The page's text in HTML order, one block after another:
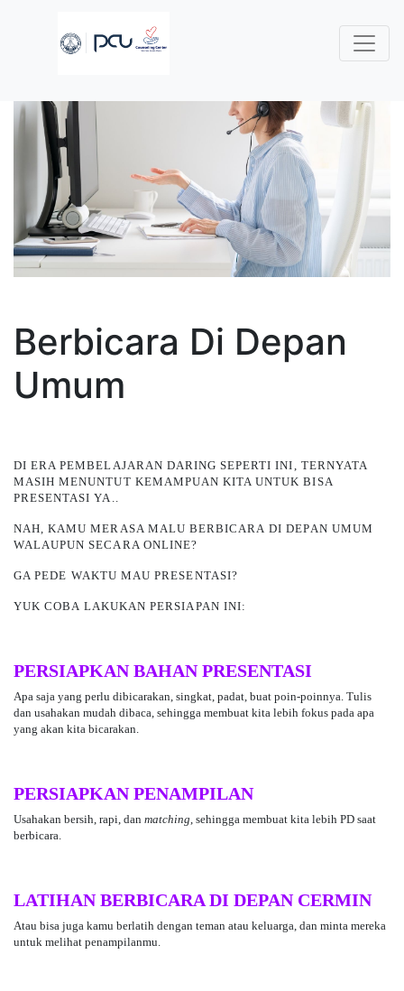
Berbicara Di Depan
Umum
DI ERA PEMBELAJARAN DARING SEPERTI INI, TERNYATA
MASIH MENUNTUT KEMAMPUAN KITA UNTUK BISA
PRESENTASI YA..
NAH, KAMU MERASA MALU BERBICARADI DEPAN UMUM
WALAUPUN SECARA ONLINE?
GA PEDE WAKTU MAU PRESENTASI?
YUK COBA LAKUKAN PERSIAPAN INI:
PERSIAPKAN BAHAN PRESENTASI
Apa saja yang perlu dibicarakan, singkat, padat, buat poin-poinnya. Tulis
dan usahakan mudah dibaca, sehingga membuat kita lebih fokus pada apa
yang akan kita bicarakan.
PERSIAPKAN PENAMPILAN
Usahakan bersih, rapi, dan matching, sehingga membuat kita lebih PD saat
berbicara.
LATIHAN BERBICARA DI DEPAN CERMIN
Atau bisa juga kamu berlatih dengan teman atau keluarga, dan minta mereka
untuk melihat penampilanmu.